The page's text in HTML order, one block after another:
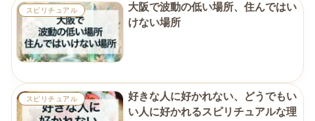
スピリチュアル
大阪で波動の低い場所、住んではい
けない場所
スピリチュアル
好きな人に好かれない、どうでもい
い人に好かれるスピリチュアルな理